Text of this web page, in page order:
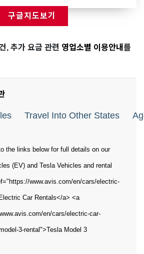
구글지도보기
, 추가 요금 관련 영업소별 이용안내 를
Travel Into Other States
the links below for full details on our
(EV) and Tesla Vehicles and rental
www.avis.com/en/cars/electric-
Car Rentals</a> <a
en/cars/electric-car-
3-rental">Tesla Model 3